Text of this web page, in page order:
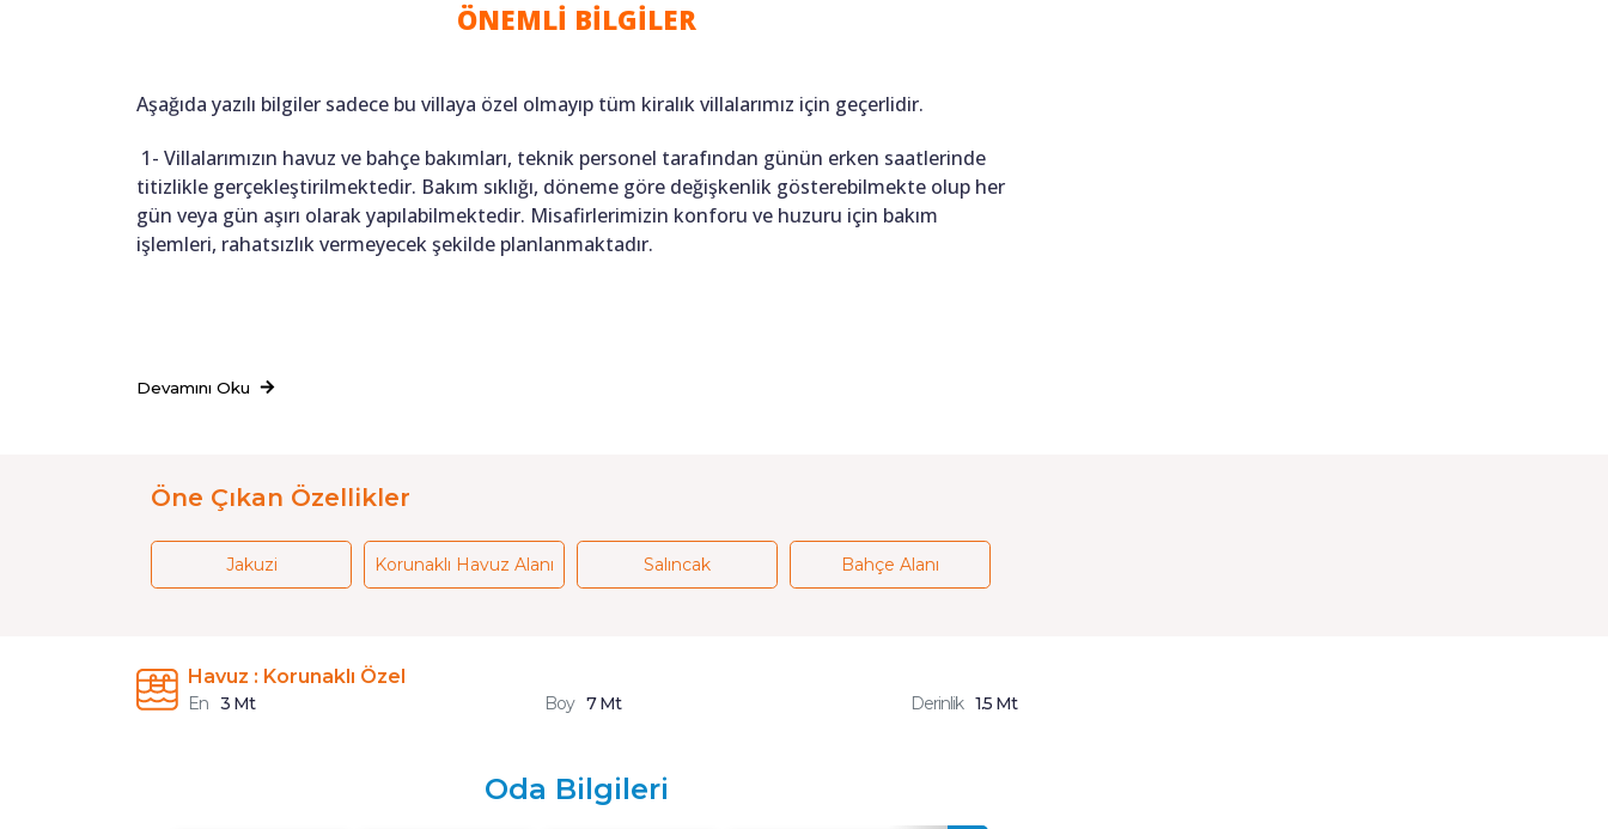
ÖNEMLİ BİLGİLER
Aşağıda yazılı bilgiler sadece bu villaya özel olmayıp tüm kiralık villalarımız için geçerlidir.
1- Villalarımızın havuz ve bahçe bakımları, teknik personel tarafından günün erken saatlerinde
titizlikle gerçekleştirilmektedir. Bakım sıklığı, döneme göre değişkenlik gösterebilmekte olup her
gün veya gün aşırı olarak yapılabilmektedir. Misafirlerimizin konforu ve huzuru için bakım
işlemleri, rahatsızlık vermeyecek şekilde planlanmaktadır.
Devamını Oku
Öne Çıkan Özellikler
Jakuzi Korunaklı Havuz Alanı Salıncak Bahçe Alanı
Havuz : Korunaklı Özel
En 3 Mt Boy 7 Mt Derinlik 1.5 Mt
Oda Bilgileri